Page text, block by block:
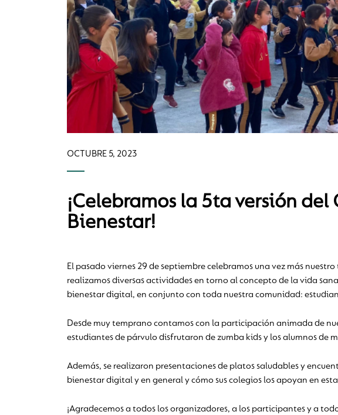
OCTUBRE 5, 2023
¡Celebramos la 5ta versión
Bienestar!
El pasado viernes 29 de septiembre celebramos una vez más
realizamos diversas actividades en torno al concepto de la vida
bienestar digital, en conjunto con toda nuestra comunidad:
Desde muy temprano contamos con la participación animada de
estudiantes de párvulo disfrutaron de zumba kids y los alumnos de
Además, se realizaron presentaciones de platos saludables y
bienestar digital y en general y cómo sus colegios los apoyan en
¡Agradecemos a todos los organizadores, a los participantes y a